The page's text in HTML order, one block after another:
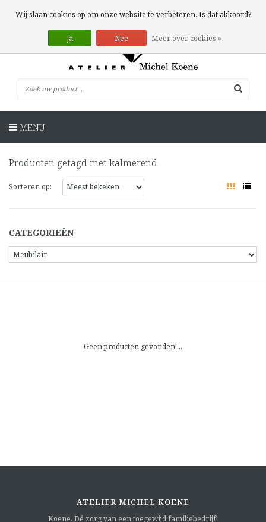
0 Artikelen
MENU
Producten getagd met kalmerend
Sorteren op:
CATEGORIEËN
Geen producten gevonden!...
ATELIER MICHEL KOENE
Koene. Dé zorg van een toegewijd familiebedrijf!
Wij slaan cookies op om onze website te verbeteren. Is dat akkoord?
Ja Nee Meer over cookies »